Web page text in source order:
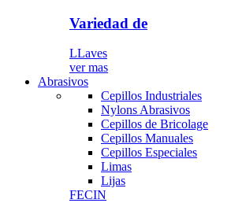
Variedad de
LLaves
ver mas
Abrasivos
Cepillos Industriales
Nylons Abrasivos
Cepillos de Bricolage
Cepillos Manuales
Cepillos Especiales
Limas
Lijas
FECIN